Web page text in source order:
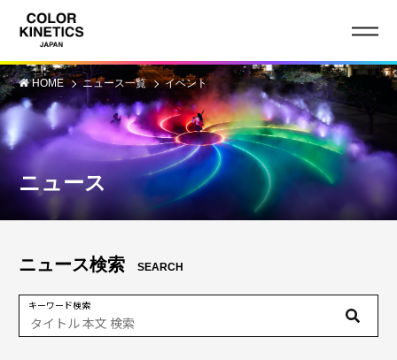
HOME ニュース一覧 イベント
ニュース
ニュース検索 SEARCH
キーワード検索